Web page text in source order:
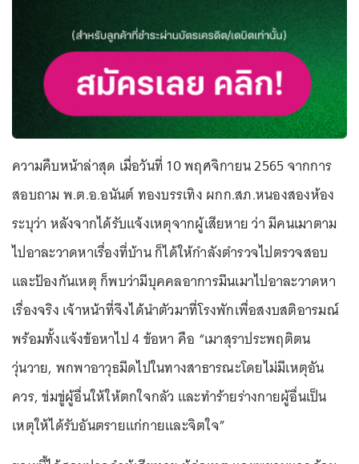
ความคืบหน้าล่าสุด เมื่อวันที่ 10 พฤศจิกายน 2565 จากการ
สอบถาม พ.ต.อ.อนันต์ ทองบรรเทิง ผกก.สภ.หนองสองห้อง
ระบุว่า หลังจากได้รับแจ้งเหตุจากผู้เสียหาย ว่า มีคนเมาตาม
ไปอาละวาดหาเรื่องที่บ้าน ก็ได้ให้กำลังตำรวจไปตรวจสอบ
และป้องกันเหตุ ก็พบว่ามีบุคคลอาการมึนเมาไปอาละวาดหา
เรื่องจริง เจ้าหน้าที่จึงได้นำตัวมาที่โรงพักเพื่อสงบสติอารมณ์
พร้อมทั้งแจ้งข้อหาไป 4 ข้อหา คือ “เมาสุราประพฤติตน
วุ่นวาย, พกพาอาวุธมีดไปในทางสาธารณะโดยไม่มีเหตุอัน
ควร, ข่มขู่ผู้อื่นให้ให้ตกใจกลัว และทำร้ายร่างกายผู้อื่นเป็น
เหตุให้ได้รับอันตรายแก่กายและจิตใจ”